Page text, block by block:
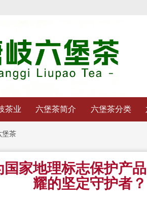
茶业 六堡茶简介 六堡茶分类
堡茶
国家地理标志保护产
耀的坚定守护者？